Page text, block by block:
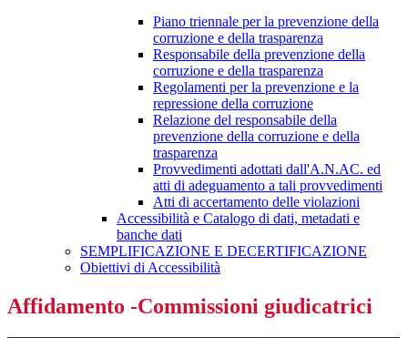
Piano triennale per la prevenzione della
corruzione e della trasparenza
Responsabile della prevenzione della
corruzione e della trasparenza
Regolamenti per la prevenzione e la
repressione della corruzione
Relazione del responsabile della
prevenzione della corruzione e della
trasparenza
Provvedimenti adottati dall'A.N.AC. ed
atti di adeguamento a tali provvedimenti
Atti di accertamento delle violazioni
Accessibilità e Catalogo di dati, metadati e
banche dati
SEMPLIFICAZIONE E DECERTIFICAZIONE
Obiettivi di Accessibilità
Affidamento -Commissioni giudicatrici